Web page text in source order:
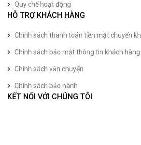
Quy chế hoạt động
HỖ TRỢ KHÁCH HÀNG
Chính sách thanh toán tiền mặt chuyển
Chính sách bảo mật thông tin khách hàng
Chính sách vận chuyển
Chính sách bảo hành
KẾT NỐI VỚI CHÚNG TÔI